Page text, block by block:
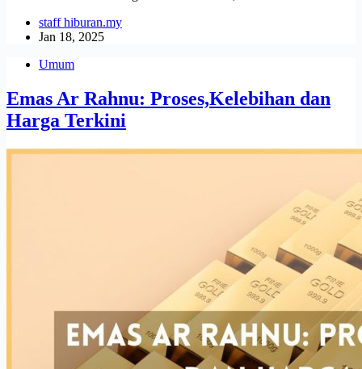
staff hiburan.my
Jan 18, 2025
Umum
Emas Ar Rahnu: Proses,Kelebihan dan
Harga Terkini